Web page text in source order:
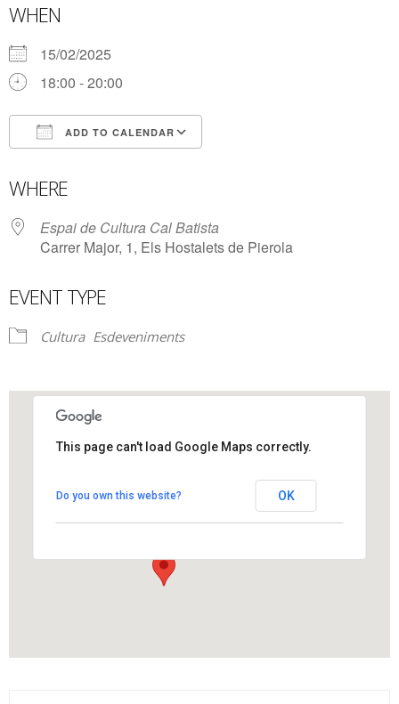
WHEN
15/02/2025
18:00 - 20:00
ADD TO CALENDAR
WHERE
Espai de Cultura Cal Batista
Carrer Major, 1, Els Hostalets de Pierola
EVENT TYPE
Cultura Esdeveniments
Carrer Major, 1 - Els Hostalets de Pierola
View Events
This page can't load Google Maps correctly.
Do you own this website? OK